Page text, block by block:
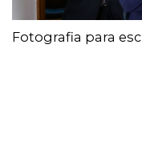
Fotografia para